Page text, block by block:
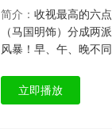
简介： 收视最高的六
（马国明饰）分成两
风暴！早、午、晚不
立即播放